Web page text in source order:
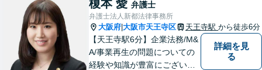
榎本 愛 弁護士
弁護士法人新都法律事務所
大阪府 大阪市天王寺区 天王寺駅 から徒歩6分
【天王寺駅6分】企業法務/M&
A/事業再生の問題についての
経験や知識が豊富にございま
詳細を見
る